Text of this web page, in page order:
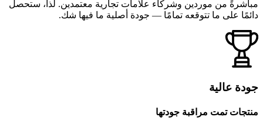
مباشرةً من موردين وشركاء علامات تجارية معتمدين. لذا، ستحصل
دائمًا على ما تتوقعه تمامًا — جودة أصلية ما فيها شك.
جودة عالية
منتجات تمت مراقبة جودتها